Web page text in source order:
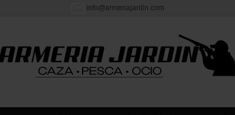
info@armeriajardin.com